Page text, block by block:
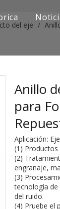
de
del eje /
Anillo
para
Aplicación:
(1)
(2)
engranaje,
(3)
tecnología
del ruido.
(4) Pruebe el